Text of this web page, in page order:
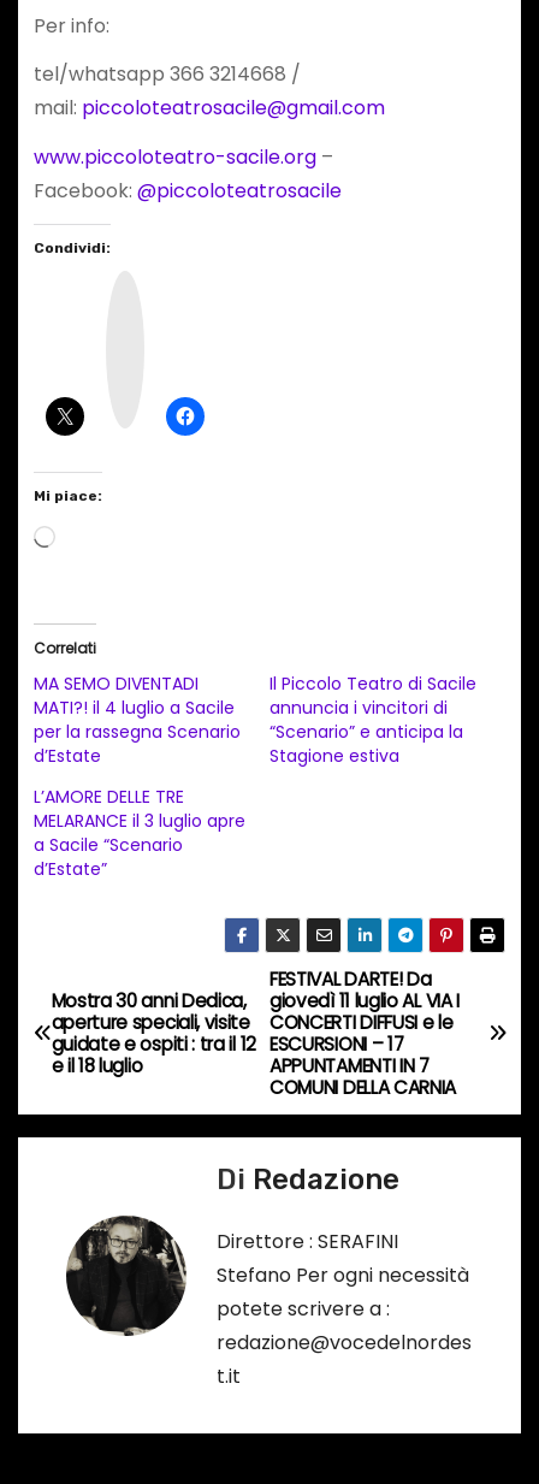
Per info:
tel/whatsapp 366 3214668 /
mail: piccoloteatrosacile@gmail.com
www.piccoloteatro-sacile.org–
Facebook: @piccoloteatrosacile
Condividi:
Mi piace:
C
a
m
e
n
t
o
o
r
s
…
Correlati
MA SEMO DIVENTADI
MATI?! il 4 luglio a Sacile
per la rassegna Scenario
d’Estate
Il Piccolo Teatro di Sacile
annuncia i vincitori di
“Scenario” e anticipa la
Stagione estiva
L’AMORE DELLE TRE
MELARANCE il 3 luglio apre
a Sacile “Scenario
d’Estate”
N
a
i
n
FESTIVAL DARTE! Da
giovedì 11 luglio AL VIA I
CONCERTI DIFFUSI e le
ESCURSIONI – 17
APPUNTAMENTI IN 7
COMUNI DELLA CARNIA
Mostra 30 anni Dedica,
aperture speciali, visite
guidate e ospiti : tra il 12
e il 18 luglio
Di Redazione
Direttore : SERAFINI
Stefano Per ogni necessità
potete scrivere a :
redazione@vocedelnordes
t.it